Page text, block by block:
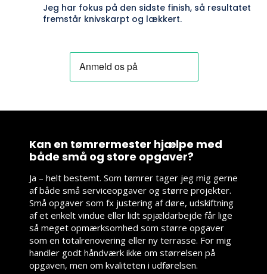
​Jeg har fokus på den sidste finish, så resultatet
fremstår knivskarpt og lækkert.​​​
Kan en tømrermester hjælpe med
både små og store opgaver?
Ja – helt bestemt. Som tømrer tager jeg mig gerne
af både små serviceopgaver og større projekter.
Små opgaver som fx justering af døre, udskiftning
af et enkelt vindue eller lidt spjældarbejde får lige
så meget opmærksomhed som større opgaver
som en totalrenovering eller ny terrasse. For mig
handler godt håndværk ikke om størrelsen på
opgaven, men om kvaliteten i udførelsen.